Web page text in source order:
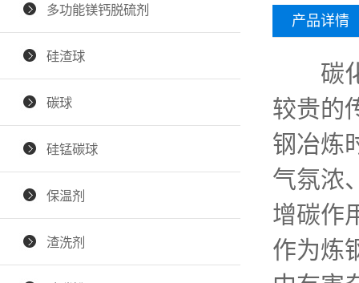
多功能镁钙脱硫剂
硅渣球
碳球
硅锰碳球
保温剂
渣洗剂
产品详情
碳
较贵的
钢冶炼
气氛浓
增碳作
作为炼